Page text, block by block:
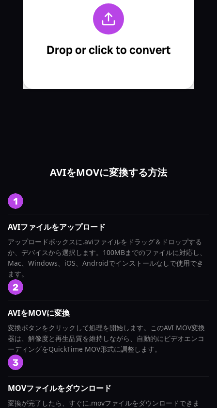
AVIをMOVに変換する方法
AVIファイルをアップロード
アップロードボックスに.aviファイルをドラッグ＆ドロップする
か、デバイスから選択します。100MBまでのファイルに対応し、
Mac、Windows、iOS、Androidでインストールなしで使用でき
ます。
AVIをMOVに変換
変換ボタンをクリックして処理を開始します。このAVI MOV変換
器は、解像度と再生品質を維持しながら、自動的にビデオエンコ
ーディングをQuickTime MOV形式に調整します。
MOVファイルをダウンロード
変換が完了したら、すぐに.movファイルをダウンロードできま